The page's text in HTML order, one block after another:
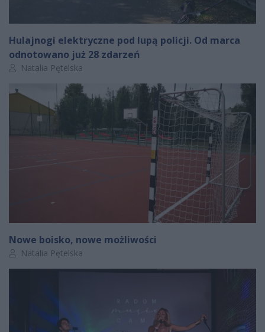
Hulajnogi elektryczne pod lupą policji. Od marca
odnotowano już 28 zdarzeń
Autor artykułu:
Natalia Pętelska
Nowe boisko, nowe możliwości
Autor artykułu:
Natalia Pętelska